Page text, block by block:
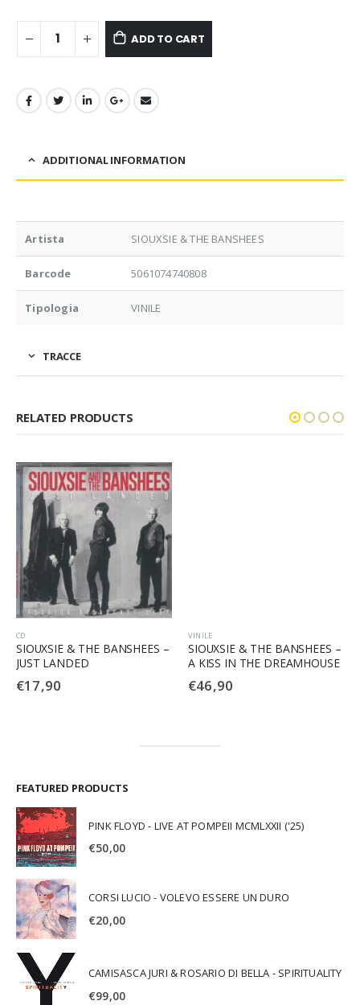
ADD TO CART
ADDITIONAL INFORMATION
Artista SIOUXSIE & THE BANSHEES
Barcode 5061074740808
Tipologia VINILE
TRACCE
RELATED PRODUCTS
CD
SIOUXSIE & THE BANSHEES –
JUST LANDED
€17,90
VINILE
SIOUXSIE & THE BANSHEES –
A KISS IN THE DREAMHOUSE
€46,90
FEATURED PRODUCTS
PINK FLOYD - LIVE AT POMPEII MCMLXXII ('25)
€50,00
CORSI LUCIO - VOLEVO ESSERE UN DURO
€20,00
CAMISASCA JURI & ROSARIO DI BELLA - SPIRITUALITY
€99,00